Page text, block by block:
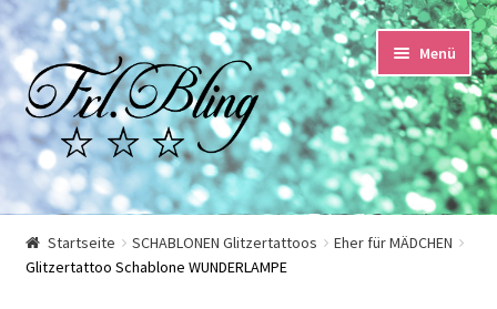
Zur
Navigation
springen
Springe
zum
Inhalt
Menü
Start
AGB und Kundeninformationen
Startseite SCHABLONEN Glitzertattoos
Eher für MÄDCHEN
Glitzertattoo Schablone WUNDERLAMPE